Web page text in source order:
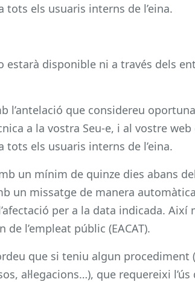
tots els usuaris interns de l’eina.
estarà disponible ni a través dels
l’antelació que considereu
a la vostra Seu-e, i al vostre
tots els usuaris interns de l’eina.
un mínim de quinze dies abans
un missatge de manera
per a la data indicada.
de l’empleat públic (EACAT).
que si teniu algun procediment
al·legacions…), que requereixi l’ús